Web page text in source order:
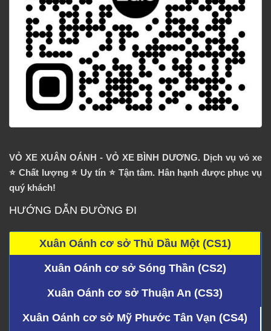
VỎ XE XUÂN OÁNH - VỎ XE BÌNH DƯƠNG. Dịch vụ vỏ xe
⭐️ Chất lượng ⭐️ Uy tín ⭐️ Tận tâm. Hân hạnh được phục vụ
quý khách!
HƯỚNG DẪN ĐƯỜNG ĐI
Xuân Oánh cơ sở Thủ Dầu Một (CS1)
Xuân Oánh cơ sở Sóng Thần (CS2)
Xuân Oánh cơ sở Thuận An (CS3)
Xuân Oánh cơ sở Mỹ Phước Tân Vạn (CS4)